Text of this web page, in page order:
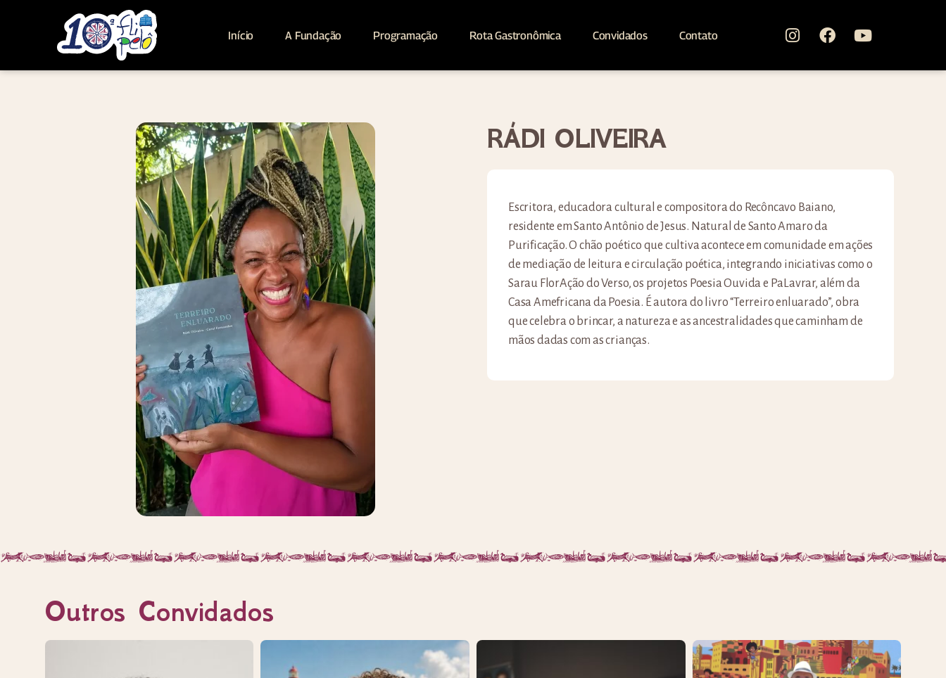
Início A Fundação Programação Rota Gastronômica Convidados Contato
RÁDI OLIVEIRA
Escritora, educadora cultural e compositora do Recôncavo Baiano,
residente em Santo Antônio de Jesus. Natural de Santo Amaro da
Purificação. O chão poético que cultiva acontece em comunidade em ações
de mediação de leitura e circulação poética, integrando iniciativas como o
Sarau FlorAção do Verso, os projetos Poesia Ouvida e PaLavrar, além da
Casa Amefricana da Poesia. É autora do livro “Terreiro enluarado”, obra
que celebra o brincar, a natureza e as ancestralidades que caminham de
mãos dadas com as crianças.
Outros Convidados